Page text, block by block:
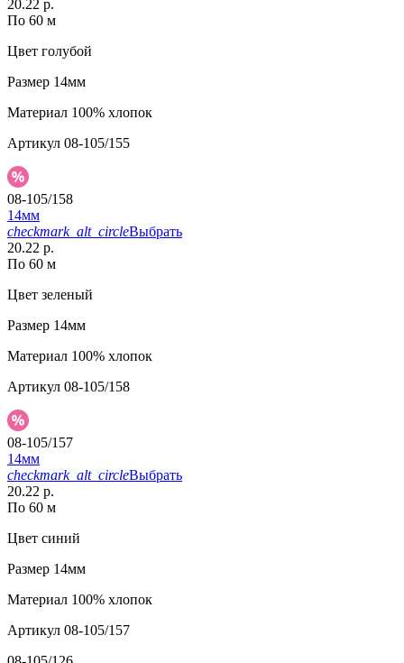
20.22 р.
По 60 м
Цвет голубой
Размер 14мм
Материал 100% хлопок
Артикул 08-105/155
08-105/158
14мм
checkmark_alt_circleВыбрать
20.22 р.
По 60 м
Цвет зеленый
Размер 14мм
Материал 100% хлопок
Артикул 08-105/158
08-105/157
14мм
checkmark_alt_circleВыбрать
20.22 р.
По 60 м
Цвет синий
Размер 14мм
Материал 100% хлопок
Артикул 08-105/157